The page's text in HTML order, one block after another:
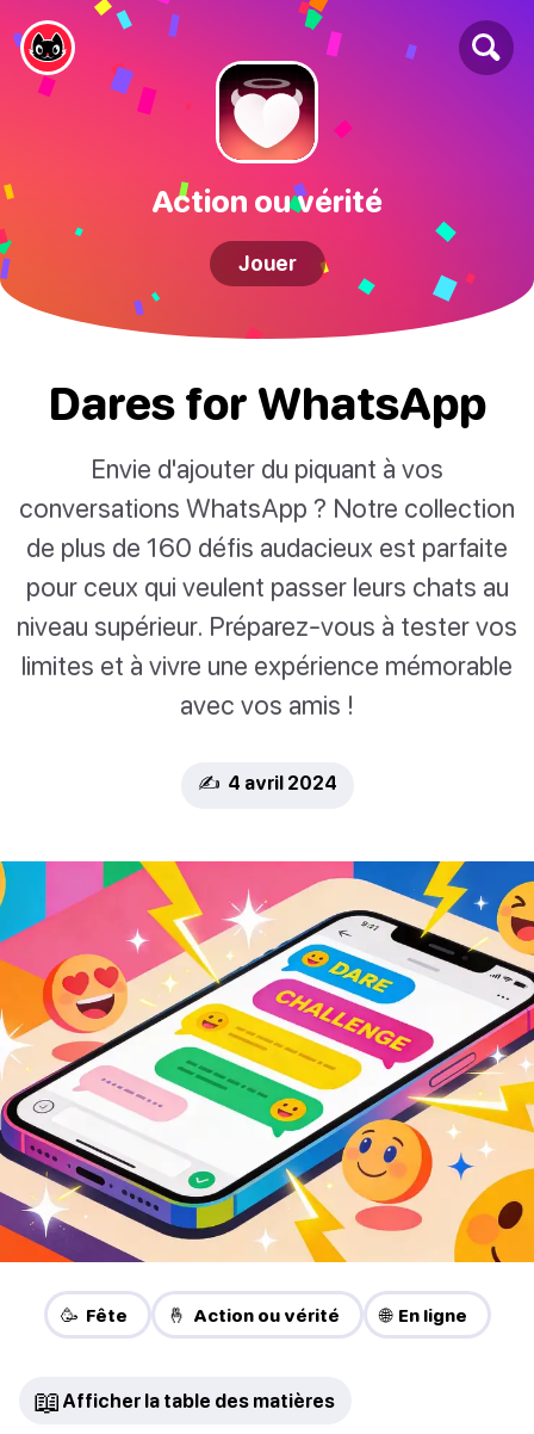
Action ou vérité
Jouer
Dares for WhatsApp
Envie d'ajouter du piquant à vos
conversations WhatsApp ? Notre collection
de plus de 160 défis audacieux est parfaite
pour ceux qui veulent passer leurs chats au
niveau supérieur. Préparez-vous à tester vos
limites et à vivre une expérience mémorable
avec vos amis !
✍️ 4 avril 2024
🥳 Fête 🤞 Action ou vérité 🌐 En ligne
📖 Afficher la table des matières